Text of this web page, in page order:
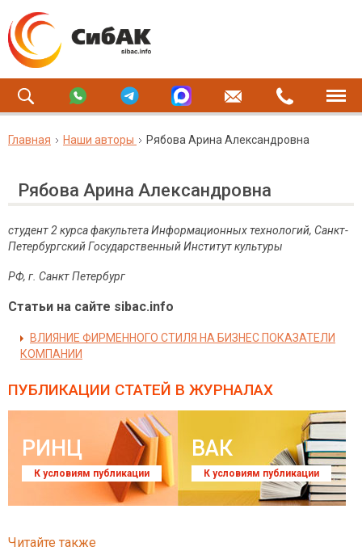
Главная Наши авторы Рябова Арина Александровна
Рябова Арина Александровна
студент 2 курса факультета Информационных технологий, Санкт-
Петербургский Государственный Институт культуры
РФ, г. Санкт Петербург
Статьи на сайте sibac.info
ВЛИЯНИЕ ФИРМЕННОГО СТИЛЯ НА БИЗНЕС ПОКАЗАТЕЛИ
КОМПАНИИ
ПУБЛИКАЦИИ СТАТЕЙ В ЖУРНАЛАХ
РИНЦ
К условиям публикации
ВАК
К условиям публикации
Читайте также